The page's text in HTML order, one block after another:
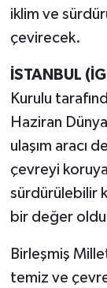
iklim ve
çevirecek.
İSTANBUL
Kurulu
Haziran
ulaşım aracı
çevreyi
sürdürülebilir
bir değer
Birleşmiş
temiz ve